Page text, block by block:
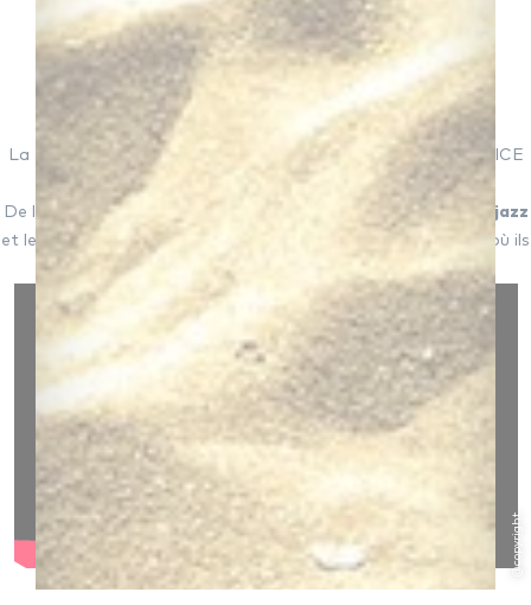
@copyright
La filiation de "Down The Road" avec DAFT PUNK et JUSTICE
est donc probablement à mettre à leur compte.
De l'autre côté, le duo HOCUS POCUS est très attiré par le
jazz
et le
funk
, comme le montre cette belle prestation scénique où ils
invitèrent plusieurs saxophonistes :